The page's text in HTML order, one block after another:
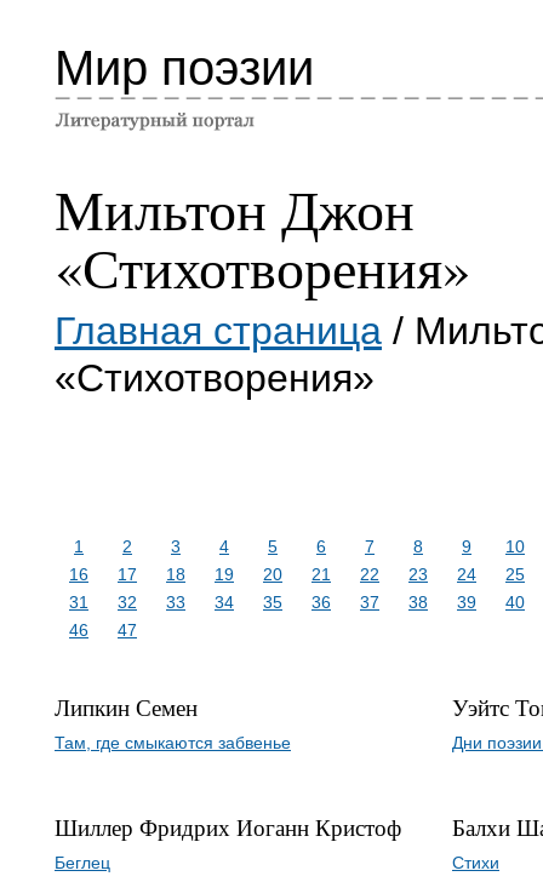
Мир поэзии
Мильтон Джон
«Стихотворения»
Главная страница /
«Стихотворения»
1 2 3 4 5 6 7 8 9
10
16
17 18 19 20 21 22 23 24
25
31
32 33 34 35 36 37 38 39
40
46
47
Липкин Семен
Там, где смыкаются забвенье
Шиллер Фридрих Иоганн Кристоф
Беглец
Уэйтс
Дни
Балхи
Стихи